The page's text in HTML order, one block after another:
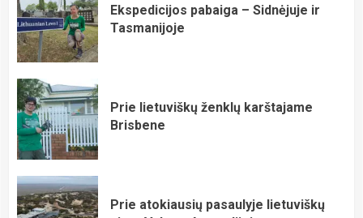
Ekspedicijos pabaiga – Sidnėjuje ir
Tasmanijoje
Prie lietuviškų ženklų karštajame
Brisbene
Prie atokiausių pasaulyje lietuviškų